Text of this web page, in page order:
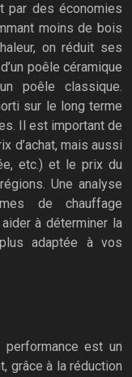
par des économies
moins de bois
on réduit ses
poêle céramique
poêle classique.
sur le long terme
Il est important de
d’achat, mais aussi
etc.) et le prix du
Une analyse
de chauffage
à déterminer la
adaptée à vos
performance est un
grâce à la réduction